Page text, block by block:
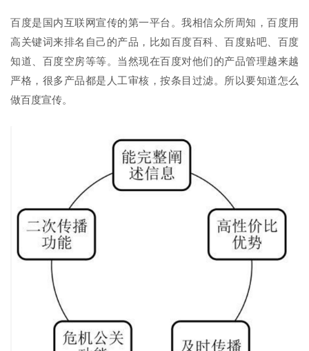
百度是国内互联网宣传的第一平台。我相信众所周知，百度用
高关键词来排名自己的产品，比如百度百科、百度贴吧、百度
知道、百度空房等等。当然现在百度对他们的产品管理越来越
严格，很多产品都是人工审核，按条目过滤。所以要知道怎么
做百度宣传。